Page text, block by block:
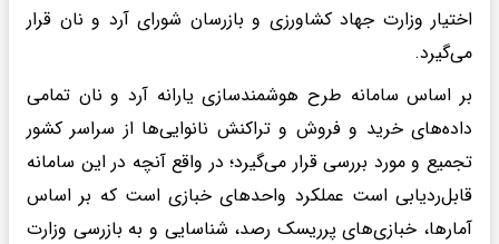
اختیار وزارت جهاد کشاورزی و بازرسان شورای آرد و نان قرار
می‌گیرد.
بر اساس سامانه طرح هوشمندسازی یارانه آرد و نان تمامی
داده‌های خرید و فروش و تراکنش نانوایی‌ها از سراسر کشور
تجمیع و مورد بررسی قرار می‌گیرد؛ در واقع آنچه در این سامانه
قابل‌ردیابی است عملکرد واحد‌های خبازی است که بر اساس
آمارها، خبازی‌های پرریسک رصد، شناسایی و به بازرسی وزارت